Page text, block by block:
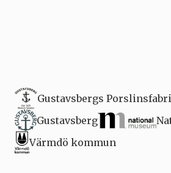
Gustavsbergs
Gustavsberg
Värmdö kommun